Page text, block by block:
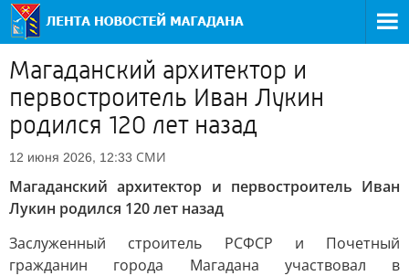
Магаданский архитектор и
первостроитель Иван Лукин
родился 120 лет назад
12 июня 2026, 12:33 СМИ
Магаданский архитектор и первостроитель Иван
Лукин родился 120 лет назад
Заслуженный строитель РСФСР и Почетный
гражданин города Магадана участвовал в